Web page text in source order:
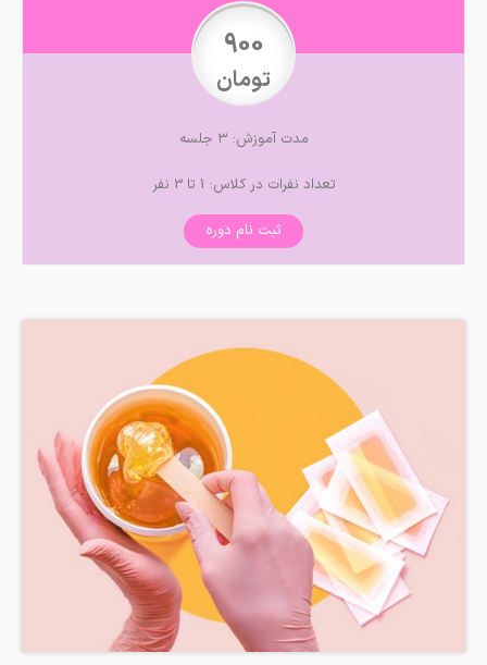
900
تومان
مدت آموزش: ۳ جلسه
تعداد نفرات در کلاس: 1 تا 3 نفر
ثبت نام دوره